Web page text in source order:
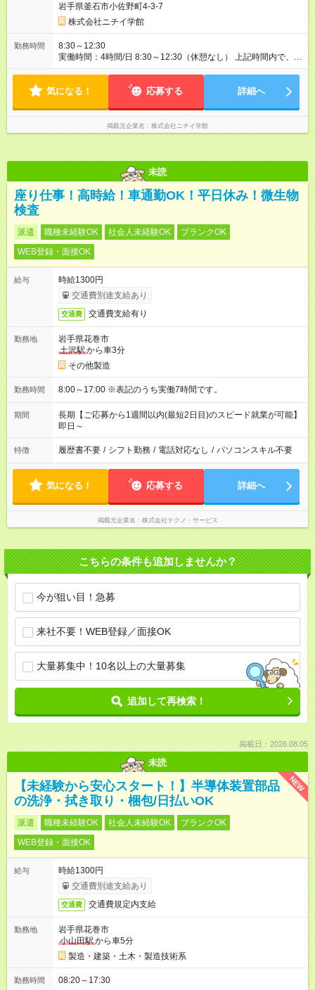
岩手県釜石市小佐野町4-3-7
株式会社ニチイ学館
勤務時間
8:30～12:30
実働時間：4時間/日 8:30～12:30（休憩なし） 上記時間内で、週
3～4日勤務
気になる！ 応募する 詳細へ
掲載元企業名 株式会社ニチイ学館
未読
座り仕事！高時給！車通勤OK！平日休み！微生物
検査
派遣 職種未経験OK 社会人未経験OK
ブランクOK
WEB登録・面接OK
給与
時給1300円
交通費別途支給あり
交通費 交通費支給有り
勤務地
岩手県花巻市
土沢駅から車3分
その他製造
勤務時間 8:00～17:00 ※表記のうち実働7時間です。
期間
長期【ご応募から1週間以内(最短2日目)のスピード就業が可能】
即日～
特徴 履歴書不要 / シフト勤務 / 電話対応なし / パソコンスキル不要
気になる！ 応募する 詳細へ
掲載元企業名 株式会社テクノ・サービス
こちらの条件も追加しませんか？
今が狙い目！急募
来社不要！WEB登録／面接OK
大量募集中！10名以上の大量募集
追加して再検索！
掲載日：2026.08.05
未読
NEW
【未経験から安心スタート！】半導体装置部品
の洗浄・拭き取り・梱包/日払いOK
派遣 職種未経験OK 社会人未経験OK
ブランクOK
WEB登録・面接OK
給与
時給1300円
交通費別途支給あり
交通費 交通費規定内支給
勤務地
岩手県花巻市
小山田駅から車5分
製造・建築・土木・製造技術系
勤務時間 08:20～17:30